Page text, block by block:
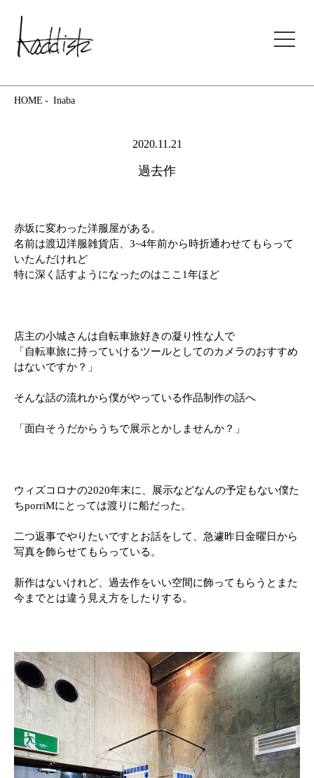
kaddish development store
HOME Inaba
2020.11.21
過去作
赤坂に変わった洋服屋がある。
名前は渡辺洋服雑貨店、3~4年前から時折通わせてもらって
いたんだけれど
特に深く話すようになったのはここ1年ほど
店主の小城さんは自転車旅好きの凝り性な人で
「自転車旅に持っていけるツールとしてのカメラのおすすめ
はないですか？」
そんな話の流れから僕がやっている作品制作の話へ
「面白そうだからうちで展示とかしませんか？」
ウィズコロナの2020年末に、展示などなんの予定もない僕た
ちporriMにとっては渡りに船だった。
二つ返事でやりたいですとお話をして、急遽昨日金曜日から
写真を飾らせてもらっている。
新作はないけれど、過去作をいい空間に飾ってもらうとまた
今までとは違う見え方をしたりする。